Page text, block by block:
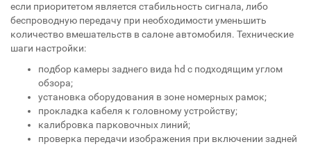
если приоритетом является стабильность сигнала, либо
беспроводную передачу при необходимости уменьшить
количество вмешательств в салоне автомобиля. Технические
шаги настройки:
подбор камеры заднего вида hd с подходящим углом
обзора;
установка оборудования в зоне номерных рамок;
прокладка кабеля к головному устройству;
калибровка парковочных линий;
проверка передачи изображения при включении задней